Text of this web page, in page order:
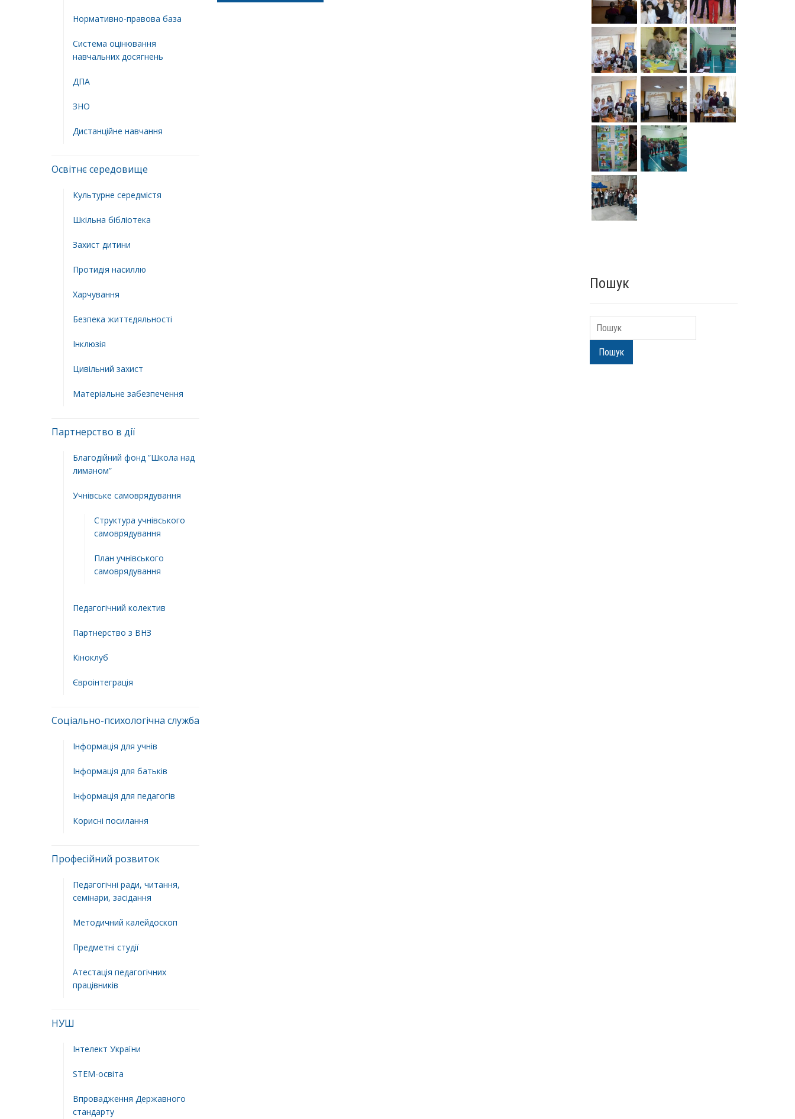
Нормативно-правова база
Система оцінювання
навчальних досягнень
ДПА
ЗНО
Дистанційне навчання
Освітнє середовище
Культурне середмістя
Шкільна бібліотека
Захист дитини
Протидія насиллю
Харчування
Безпека життєдяльності
Інклюзія
Цивільний захист
Матеріальне забезпечення
Партнерство в дії
Благодійний фонд ”Школа над
лиманом”
Учнівське самоврядування
Структура учнiвського
самоврядування
План учнiвського
самоврядування
Педагогічний колектив
Партнерство з ВНЗ
Кіноклуб
Євроінтеграція
Соціально-психологічна служба
Інформація для учнів
Інформація для батьків
Інформація для педагогів
Корисні посилання
Професійний розвиток
Педагогічні ради, читання,
семінари, засідання
Методичний калейдоскоп
Предметні студії
Атестація педагогічних
працівників
НУШ
Інтелект України
STEM-освіта
Впровадження Державного
стандарту
Пошук
Пошук
Пошук